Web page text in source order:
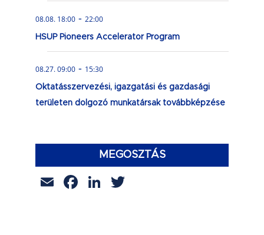
08.08. 18:00 - 22:00
HSUP Pioneers Accelerator Program
08.27. 09:00 - 15:30
Oktatásszervezési, igazgatási és gazdasági
területen dolgozó munkatársak továbbképzése
MEGOSZTÁS
EmailFacebook
LinkedIn